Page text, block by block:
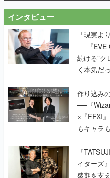
インタビュー
「現実よ
──『EVE
続ける”ク
く本気だ
作り込み
──『
×『FFXI
もキャラ
で作り込
く
『
イターズ
盛期を支